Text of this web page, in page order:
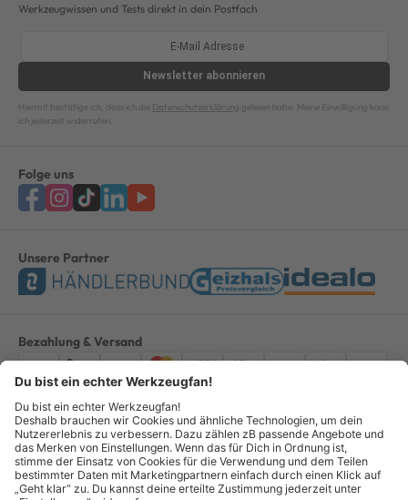
Werkzeugwissen und Tests direkt in dein Postfach
Newsletter abonnieren
Hiermit bestätige ich, dass ich die Datenschutzerklärung gelesen habe. Meine Einwilligung kann
ich jederzeit widerrufen.
Folge uns
Unsere Partner
Bezahlung & Versand
ImpressumAGBDatenschutzWiderruf Vertrag widerrufen
Alle Preise verstehen sich inkl. ges. MwSt. *Kostenloser Versand innerhalb
Deutschlands, bei Bestellungen ab 100,00 Euro.
© Copyright 2026 GOTOOLS GmbH - Alle Rechte vorbehalten. powered by